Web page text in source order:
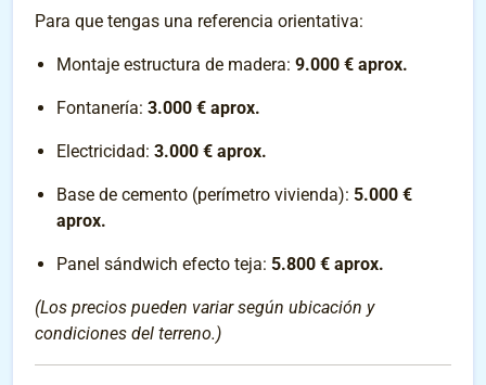
Para que tengas una referencia orientativa:
Montaje estructura de madera: 9.000 € aprox.
Fontanería: 3.000 € aprox.
Electricidad: 3.000 € aprox.
Base de cemento (perímetro vivienda): 5.000 €
aprox.
Panel sándwich efecto teja: 5.800 € aprox.
(Los precios pueden variar según ubicación y
condiciones del terreno.)